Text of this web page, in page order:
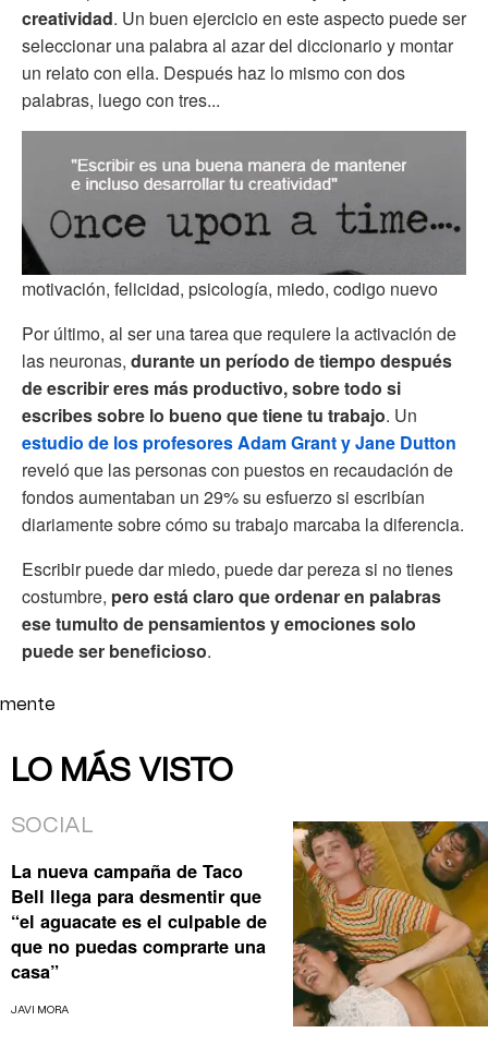
creatividad. Un buen ejercicio en este aspecto puede ser
seleccionar una palabra al azar del diccionario y montar
un relato con ella. Después haz lo mismo con dos
palabras, luego con tres...
motivación, felicidad, psicología, miedo, codigo nuevo
Por último, al ser una tarea que requiere la activación de
las neuronas, durante un período de tiempo después
de escribir eres más productivo, sobre todo si
escribes sobre lo bueno que tiene tu trabajo. Un
estudio de los profesores Adam Grant y Jane Dutton
reveló que las personas con puestos en recaudación de
fondos aumentaban un 29% su esfuerzo si escribían
diariamente sobre cómo su trabajo marcaba la diferencia.
Escribir puede dar miedo, puede dar pereza si no tienes
costumbre, pero está claro que ordenar en palabras
ese tumulto de pensamientos y emociones solo
puede ser beneficioso.
mente
LO MÁS VISTO
SOCIAL
La nueva campaña de Taco
Bell llega para desmentir que
“el aguacate es el culpable de
que no puedas comprarte una
casa”
JAVI MORA